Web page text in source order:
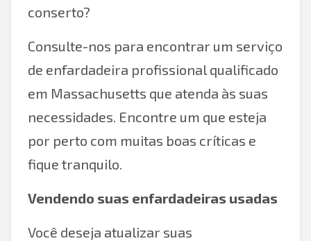
conserto?
Consulte-nos para encontrar um serviço
de enfardadeira profissional qualificado
em Massachusetts que atenda às suas
necessidades. Encontre um que esteja
por perto com muitas boas críticas e
fique tranquilo.
Vendendo suas enfardadeiras usadas
Você deseja atualizar suas